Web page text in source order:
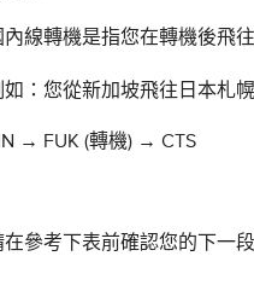
內線轉機是指您在轉機後飛
如：您從新加坡飛往日
→ FUK (轉機) → CTS
在參考下表前確認您的下一